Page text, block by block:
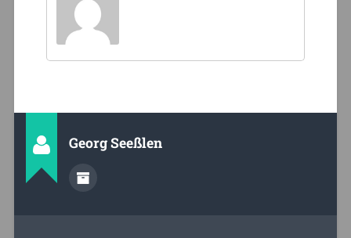
Georg Seeßlen